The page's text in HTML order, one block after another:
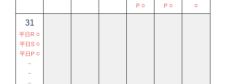
P ○
P ○ ○
31
平日R ○
平日S ○
平日P ○
－
－